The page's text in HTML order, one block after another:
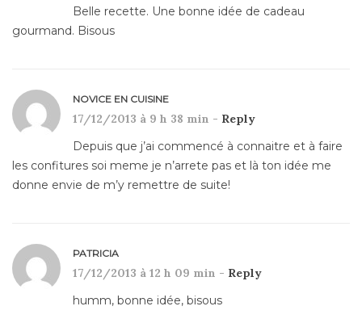
Belle recette. Une bonne idée de cadeau
gourmand. Bisous
NOVICE EN CUISINE
17/12/2013 à 9 h 38 min - Reply
Depuis que j’ai commencé à connaitre et à faire
les confitures soi meme je n’arrete pas et là ton idée me
donne envie de m’y remettre de suite!
PATRICIA
17/12/2013 à 12 h 09 min - Reply
humm, bonne idée, bisous